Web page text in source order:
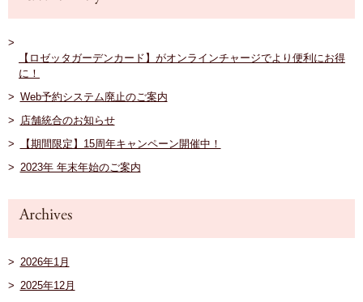
【ロゼッタガーデンカード】がオンラインチャージでより便利にお得
に！
Web予約システム廃止のご案内
店舗統合のお知らせ
【期間限定】15周年キャンペーン開催中！
2023年 年末年始のご案内
2026年1月
2025年12月